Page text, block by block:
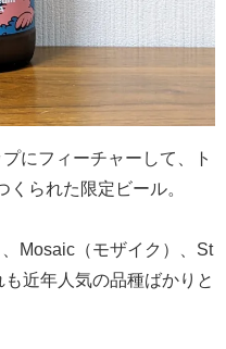
にフィーチャーして、ト
られた限定ビール。
Mosaic（モザイク）、St
近年人気の品種ばかりと